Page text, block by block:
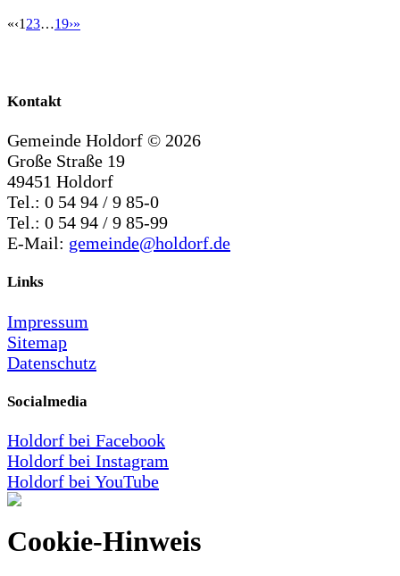
«‹1 23…19›»
Kontakt
Gemeinde Holdorf © 2026
Große Straße 19
49451 Holdorf
Tel.: 0 54 94 / 9 85-0
Tel.: 0 54 94 / 9 85-99
E-Mail: gemeinde@holdorf.de
Links
Impressum
Sitemap
Datenschutz
Socialmedia
Holdorf bei Facebook
Holdorf bei Instagram
Holdorf bei YouTube
Cookie-Hinweis